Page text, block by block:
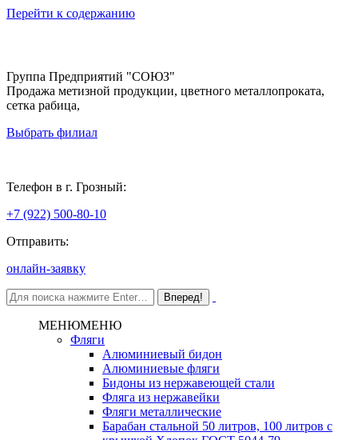
Перейти к содержанию
Группа Предприятий "СОЮЗ"
Продажа метизной продукции, цветного металлопроката,
сетка рабица,
Выбрать филиал
Телефон в г. Грозный:
+7 (922) 500-80-10
Отправить:
онлайн-заявку
МЕНЮМЕНЮ
Фляги
Алюминиевый бидон
Алюминиевые фляги
Бидоны из нержавеющей стали
Фляга из нержавейки
Фляги металлические
Барабан стальной 50 литров, 100 литров с